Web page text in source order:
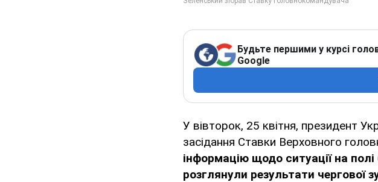
Будьте першими у курсі
Google
У вівторок, 25 квітня, президент
засідання Ставки Верховного
інформацію щодо ситуації на
розглянули результати чергової